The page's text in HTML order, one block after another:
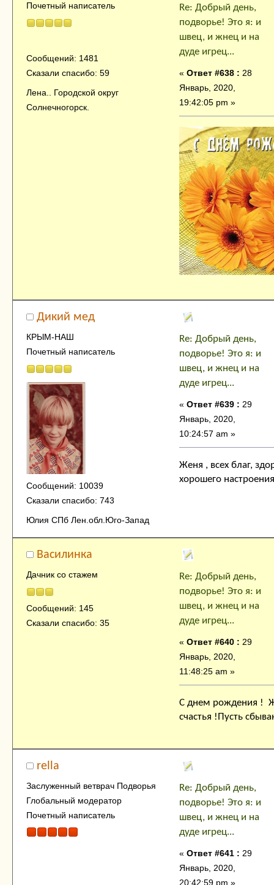
Почетный написатель
Сообщений: 1481
Сказали спасибо: 59
Лена.. Городской округ
Солнечногорск.
Re: Добрый день,
подворье! Это я: и
швец, и жнец и на
дуде игрец...
« Ответ #638 : 28
Январь, 2020,
19:42:05 pm »
Дикий мед
КРЫМ-НАШ
Почетный написатель
Сообщений: 10039
Сказали спасибо: 743
Юлия СПб Лен.обл.Юго-Запад
Re: Добрый день,
подворье! Это я: и
швец, и жнец и на
дуде игрец...
« Ответ #639 : 29
Январь, 2020,
10:24:57 am »
Женя , всех благ,
хорошего
Василинка
Дачник со стажем
Сообщений: 145
Сказали спасибо: 35
Re: Добрый день,
подворье! Это я: и
швец, и жнец и на
дуде игрец...
« Ответ #640 : 29
Январь, 2020,
11:48:25 am »
С днем рождения !
счастья !Пусть
rella
Заслуженный ветврач Подворья
Глобальный модератор
Почетный написатель
Re: Добрый день,
подворье! Это я: и
швец, и жнец и на
дуде игрец...
« Ответ #641 : 29
Январь, 2020,
20:42:59 pm »